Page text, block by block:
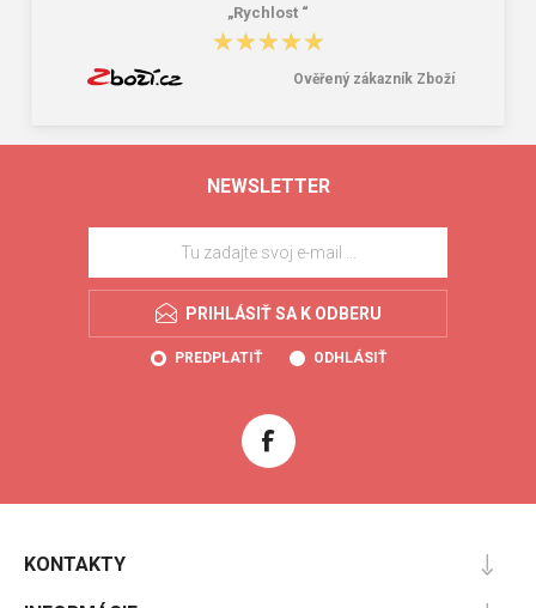
„Rychlost “
★★★★★
★★★★★
Ověřený zákazník Zboží
NEWSLETTER
PRIHLÁSIŤ SA K ODBERU
PREDPLATIŤ ODHLÁSIŤ
KONTAKTY